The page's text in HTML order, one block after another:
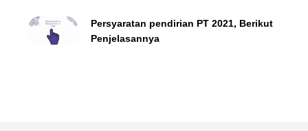
Persyaratan pendirian PT 2021, Berikut
Penjelasannya